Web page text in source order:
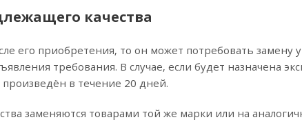
качества
его приобретения, то он может потребовать замену
требования. В случае, если будет назначена
в течение 20 дней.
заменяются товарами той же марки или на